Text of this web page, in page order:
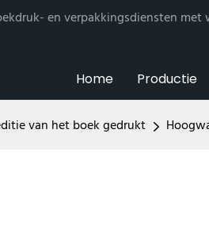
en verpakkingsdiensten
Home Productie
van het boek gedrukt